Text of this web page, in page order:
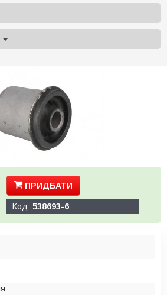
ПРИДБАТИ
Код: 538693-6